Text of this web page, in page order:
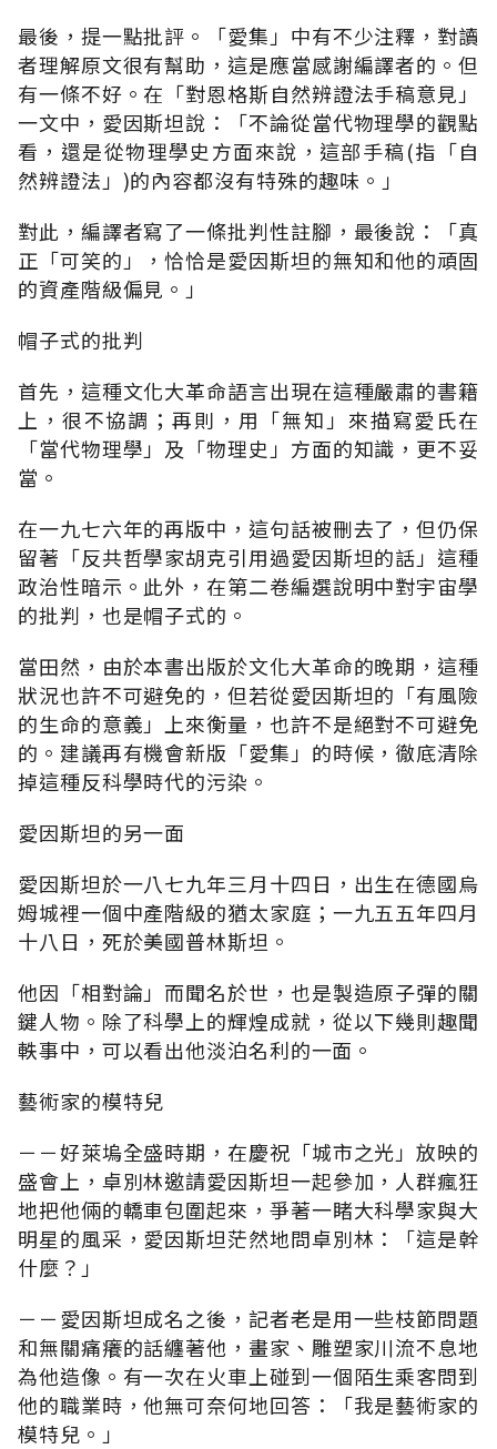
最後，提一點批評。「愛集」中有不少注釋，對讀
者理解原文很有幫助，這是應當感謝編譯者的。但
有一條不好。在「對恩格斯自然辨證法手稿意見」
一文中，愛因斯坦說：「不論從當代物理學的觀點
看，還是從物理學史方面來說，這部手稿(指「自
然辨證法」)的內容都沒有特殊的趣味。」
對此，編譯者寫了一條批判性註腳，最後說：「真
正「可笑的」，恰恰是愛因斯坦的無知和他的頑固
的資產階級偏見。」
帽子式的批判
首先，這種文化大革命語言出現在這種嚴肅的書籍
上，很不協調；再則，用「無知」來描寫愛氏在
「當代物理學」及「物理史」方面的知識，更不妥
當。
在一九七六年的再版中，這句話被刪去了，但仍保
留著「反共哲學家胡克引用過愛因斯坦的話」這種
政治性暗示。此外，在第二卷編選說明中對宇宙學
的批判，也是帽子式的。
當田然，由於本書出版於文化大革命的晚期，這種
狀況也許不可避免的，但若從愛因斯坦的「有風險
的生命的意義」上來衡量，也許不是絕對不可避免
的。建議再有機會新版「愛集」的時候，徹底清除
掉這種反科學時代的污染。
愛因斯坦的另一面
愛因斯坦於一八七九年三月十四日，出生在德國烏
姆城裡一個中產階級的猶太家庭；一九五五年四月
十八日，死於美國普林斯坦。
他因「相對論」而聞名於世，也是製造原子彈的關
鍵人物。除了科學上的輝煌成就，從以下幾則趣聞
軼事中，可以看出他淡泊名利的一面。
藝術家的模特兒
－－好萊塢全盛時期，在慶祝「城市之光」放映的
盛會上，卓別林邀請愛因斯坦一起參加，人群瘋狂
地把他倆的轎車包圍起來，爭著一睹大科學家與大
明星的風采，愛因斯坦茫然地問卓別林：「這是幹
什麼？」
－－愛因斯坦成名之後，記者老是用一些枝節問題
和無關痛癢的話纏著他，畫家、雕塑家川流不息地
為他造像。有一次在火車上碰到一個陌生乘客問到
他的職業時，他無可奈何地回答：「我是藝術家的
模特兒。」